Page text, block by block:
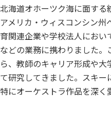
北海道オホーツク海に面する
アメリカ・ウィスコンシン
育関連企業や学校法人にお
などの業務に携わりました
ら、教師のキャリア形成や
て研究してきました。スキー
特にオーケストラ作品を深く